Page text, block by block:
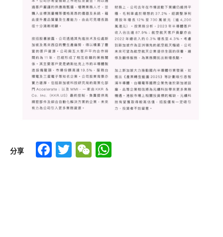
分享 Facebook
TwitterWeChat